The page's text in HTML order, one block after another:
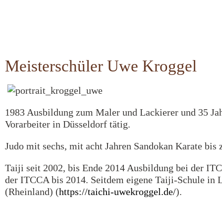
Meisterschüler Uwe Kroggel
1983 Ausbildung zum Maler und Lackierer und 35
Vorarbeiter in Düsseldorf tätig.
Judo mit sechs, mit acht Jahren Sandokan Karate
Taiji seit 2002, bis Ende 2014 Ausbildung bei der
der ITCCA bis 2014. Seitdem eigene Taiji-Schule in
(Rheinland) (https://taichi-uwekroggel.de/).